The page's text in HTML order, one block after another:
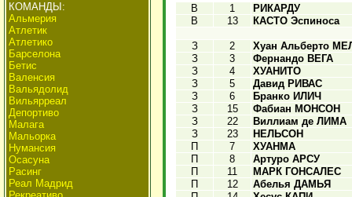
КОМАНДЫ:
Альмерия
Атлетик
Атлетико
Барселона
Бетис
Валенсия
Вальядолид
Вильярреал
Депортиво
Малага
Мальорка
Нумансия
Осасуна
Расинг
Реал Мадрид
В 1
РИКАРДУ
В
13 КАСТО Эспиноса
З 2
Хуан Альберто
З
3
Фернандо ВЕГА
З
4
ХУАНИТО
З
5
Давид РИВАС
З
6
Бранко ИЛИЧ
З
15
Фабиан МОНСОН
З
22
Виллиам де ЛИМА
З
23
НЕЛЬСОН
П
7
ХУАНМА
П
8
Артуро АРСУ
П
11
МАРК ГОНСАЛЕС
П
12
Абелья ДАМЬЯ